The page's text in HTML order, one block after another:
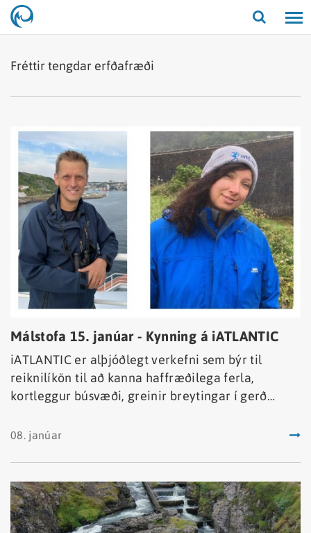
Opna/
Fréttir tengdar erfðafræði
Málstofa 15. janúar - Kynning á iATLANTIC
iATLANTIC er alþjóðlegt verkefni sem býr til
reiknilíkön til að kanna haffræðilega ferla,
kortleggur búsvæði, greinir breytingar í gerð
vistkerfi með meiru.
08. janúar